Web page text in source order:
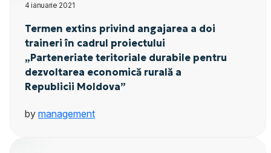
4 ianuarie 2021
Termen extins privind angajarea a doi
traineri în cadrul proiectului
„Parteneriate teritoriale durabile pentru
dezvoltarea economică rurală a
Republicii Moldova”
by management